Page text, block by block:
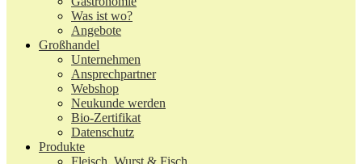
Was ist wo?
Angebote
Großhandel
Unternehmen
Ansprechpartner
Webshop
Neukunde werden
Bio-Zertifikat
Datenschutz
Produkte
Fleisch, Wurst & Fisch